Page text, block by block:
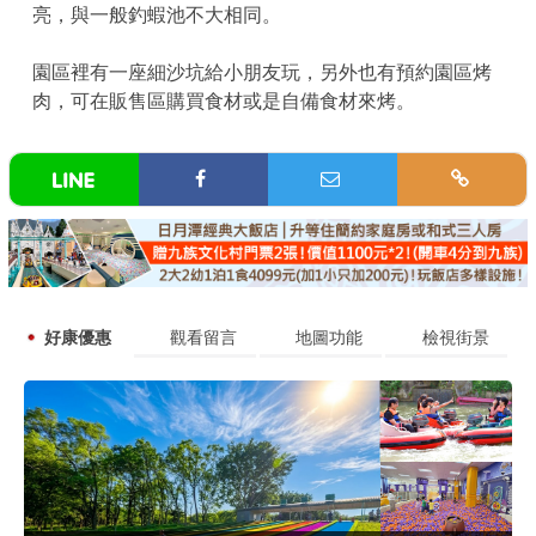
亮，與一般釣蝦池不大相同。
園區裡有一座細沙坑給小朋友玩，另外也有預約園區烤
肉，可在販售區購買食材或是自備食材來烤。
好康優惠 觀看留言 地圖功能 檢視街景